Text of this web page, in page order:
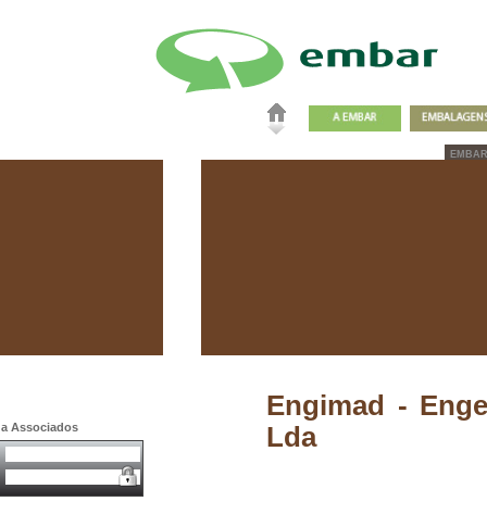
EMBAR
Associados
Engimad -
Lda